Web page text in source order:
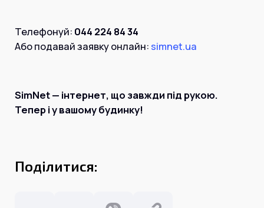
Телефонуй: 044 224 84 34
Або подавай заявку онлайн: simnet.ua
SimNet — інтернет, що завжди під рукою.
Тепер і у вашому будинку!
Поділитися: